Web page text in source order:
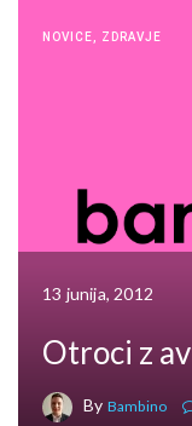
NOVICE ZDRAVJE
13 junija, 2012
Otroci z
By Bambino